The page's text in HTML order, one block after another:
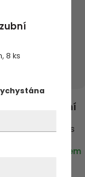
8 ks
Angle mezizubní
0.45 mm, 6 ks
skladem